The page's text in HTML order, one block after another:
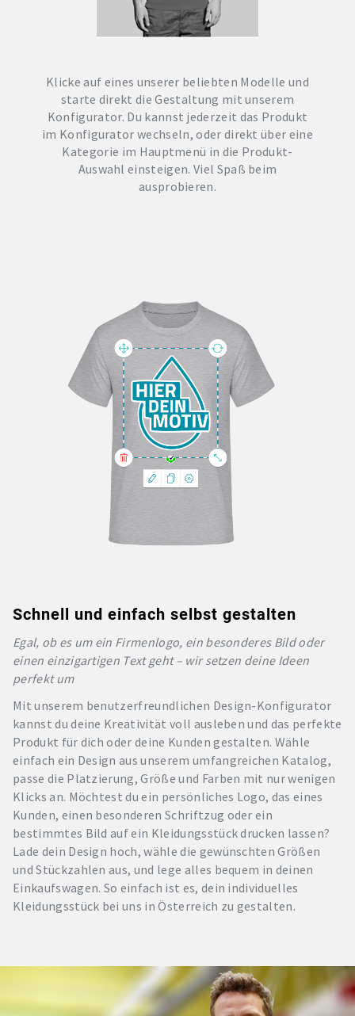
Klicke auf eines unserer beliebten Modelle und
starte direkt die Gestaltung mit unserem
Konfigurator. Du kannst jederzeit das Produkt
im Konfigurator wechseln, oder direkt über eine
Kategorie im Hauptmenü in die Produkt-
Auswahl einsteigen. Viel Spaß beim
ausprobieren.
Schnell und einfach selbst gestalten
Egal, ob es um ein Firmenlogo, ein besonderes Bild oder
einen einzigartigen Text geht – wir setzen deine Ideen
perfekt um
Mit unserem benutzerfreundlichen Design-Konfigurator
kannst du deine Kreativität voll ausleben und das perfekte
Produkt für dich oder deine Kunden gestalten. Wähle
einfach ein Design aus unserem umfangreichen Katalog,
passe die Platzierung, Größe und Farben mit nur wenigen
Klicks an. Möchtest du ein persönliches Logo, das eines
Kunden, einen besonderen Schriftzug oder ein
bestimmtes Bild auf ein Kleidungsstück drucken lassen?
Lade dein Design hoch, wähle die gewünschten Größen
und Stückzahlen aus, und lege alles bequem in deinen
Einkaufswagen. So einfach ist es, dein individuelles
Kleidungsstück bei uns in Österreich zu gestalten.